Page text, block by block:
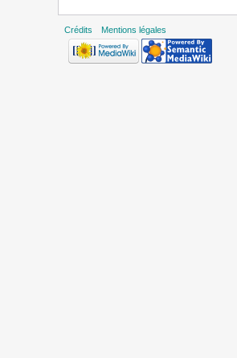
Crédits Mentions légales